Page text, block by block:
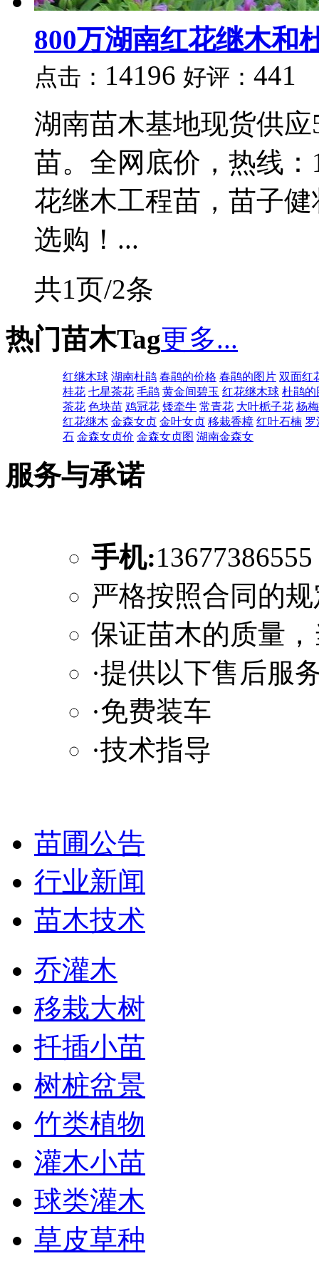
800万湖南红花继木和
点击： 14196 好评： 441
湖南苗木基地现货供
苗。全网底价，热线：
花继木工程苗，苗子
选购！...
共1页/2条
热门苗木Tag更多...
红继木球 湖南杜鹃 春鹃的价格 春鹃的图片 双面红
桂花 七星茶花 毛鹃 黄金间碧玉 红花继木球 杜鹃的
茶花 色块苗 鸡冠花 矮牵牛 常青花 大叶栀子花 杨梅
红花继木 金森女贞 金叶女贞 移栽香樟 红叶石楠 罗
石 金森女贞价 金森女贞图 湖南金森女
服务与承诺
手机:
严格按照合同的
保证苗木的质量
·提供以下售后服
·免费装车
·技术指导
苗圃公告
行业新闻
苗木技术
乔灌木
移栽大树
扦插小苗
树桩盆景
竹类植物
灌木小苗
球类灌木
草皮草种